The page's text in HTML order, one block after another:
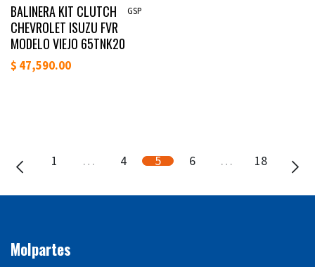
Disponible
BALINERA KIT CLUTCH
CHEVROLET ISUZU FVR
MODELO VIEJO 65TNK20
$ 47,590.00
GSP
1 … 4 5 6 … 18
Molpartes